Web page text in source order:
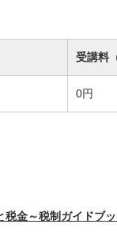
受講料
0円
金～税制ガイドブ